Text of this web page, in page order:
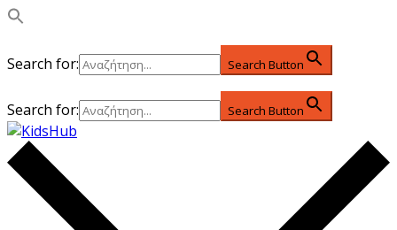
Search for: Search Button
Search for: Search Button